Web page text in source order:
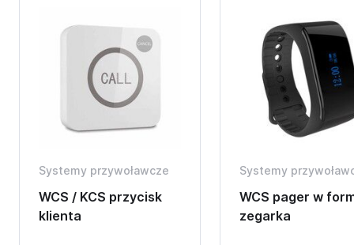
Systemy przywoławcze
WCS / KCS przycisk
klienta
Systemy
WCS pager w
zegarka